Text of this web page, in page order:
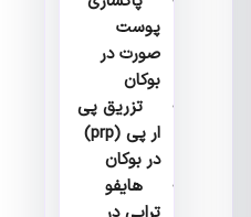
پوست
صورت در
بوکان
تزریق پی
ار پی (prp)
در بوکان
هایفو